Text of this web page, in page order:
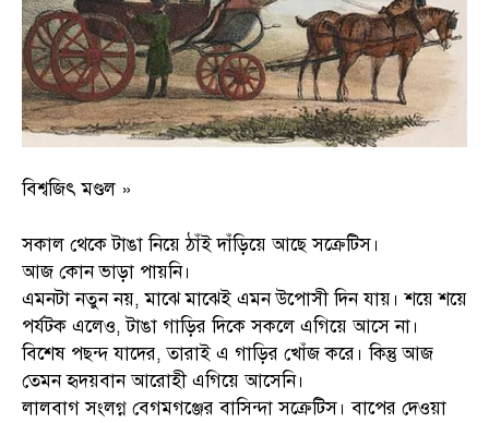
বিশ্বজিৎ মণ্ডল »
সকাল থেকে টাঙা নিয়ে ঠাঁই দাঁড়িয়ে আছে সক্রেটিস।
আজ কোন ভাড়া পায়নি।
এমনটা নতুন নয়, মাঝে মাঝেই এমন উপোসী দিন যায়। শয়ে শয়ে
পর্যটক এলেও, টাঙা গাড়ির দিকে সকলে এগিয়ে আসে না।
বিশেষ পছন্দ যাদের, তারাই এ গাড়ির খোঁজ করে। কিন্তু আজ
তেমন হৃদয়বান আরোহী এগিয়ে আসেনি।
লালবাগ সংলগ্ন বেগমগঞ্জের বাসিন্দা সক্রেটিস। বাপের দেওয়া